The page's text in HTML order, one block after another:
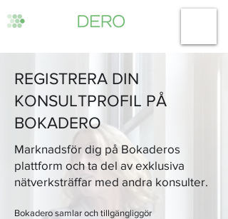
REGISTRERA DIN
KONSULTPROFIL PÅ
BOKADERO
Marknadsför dig på Bokaderos
plattform och ta del av exklusiva
nätverksträffar med andra konsulter.
Bokadero samlar och tillgängliggör